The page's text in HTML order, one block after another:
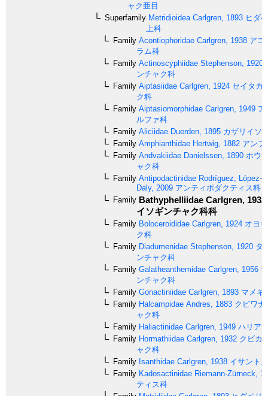
ャク亜目
Superfamily Metridioidea Carlgren, 1893 ヒダ
上科
Family Acontiophoridae Carlgren, 1938 アコ
ラム科
Family Actinoscyphiidae Stephenson, 1920
ンチャク科
Family Aiptasiidae Carlgren, 1924 セイタカ
ク科
Family Aiptasiomorphidae Carlgren, 1949 ア
ルファ科
Family Aliciidae Duerden, 1895 カザリイソ
Family Amphianthidae Hertwig, 1882 アンフ
Family Andvakiidae Danielssen, 1890 ホウ
ャク科
Family Antipodactinidae Rodríguez, López-
Daly, 2009 アンティポダクティス科
Family Bathyphelliidae Carlgren, 1932
イソギンチャク科科
Family Boloceroididae Carlgren, 1924 オヨ
ク科
Family Diadumenidae Stephenson, 1920 タ
ンチャク科
Family Galatheanthemidae Carlgren, 1956
ンチャク科
Family Gonactiniidae Carlgren, 1893 マメギ
Family Halcampidae Andres, 1883 クビワナ
ャク科
Family Haliactinidae Carlgren, 1949 ハリア
Family Hormathiidae Carlgren, 1932 クビカ
ャク科
Family Isanthidae Carlgren, 1938 イサント
Family Kadosactinidae Riemann-Zürneck,
ティス科